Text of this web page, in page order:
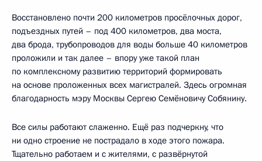
Восстановлено почти 200 километров просёлочных дорог,
подъездных путей – под 400 километров, два моста,
два брода, трубопроводов для воды больше 40 километров
проложили и так далее – впору уже такой план
по комплексному развитию территорий формировать
на основе проложенных всех магистралей. Здесь огромная
благодарность мэру Москвы Сергею Семёновичу Собянину.
Все силы работают слаженно. Ещё раз подчеркну, что
ни одно строение не пострадало в ходе этого пожара.
Тщательно работаем и с жителями, с развёрнутой